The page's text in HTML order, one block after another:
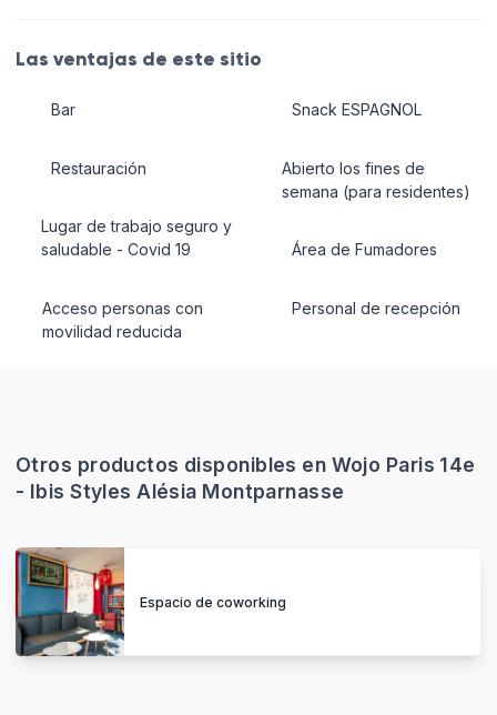
Las ventajas de este sitio
Bar
Restauración
Lugar de trabajo seguro y
saludable - Covid 19
Acceso personas con
movilidad reducida
Snack ESPAGNOL
Abierto los fines de
semana (para residentes)
Área de Fumadores
Personal de recepción
Otros productos disponibles en Wojo Paris 14e
- Ibis Styles Alésia Montparnasse
Espacio de coworking